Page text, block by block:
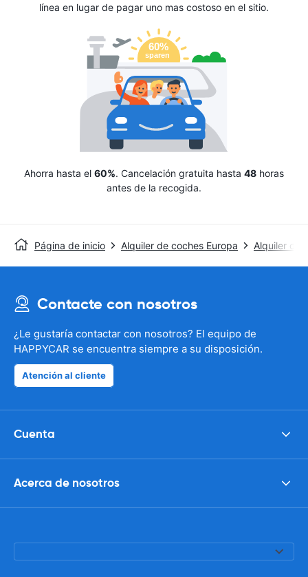
línea en lugar de pagar uno mas costoso en el sitio.
Ahorra hasta el 60%. Cancelación gratuita hasta 48 horas
antes de la recogida.
Página de inicio Alquiler de coches Europa Alquiler de
Contacte con nosotros
¿Le gustaría contactar con nosotros? El equipo de
HAPPYCAR se encuentra siempre a su disposición.
Atención al cliente
Cuenta
Acerca de nosotros